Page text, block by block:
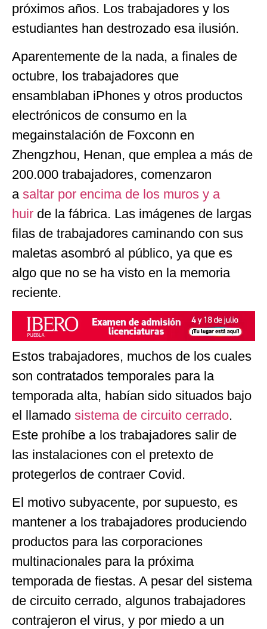
próximos años. Los trabajadores y los
estudiantes han destrozado esa ilusión.
Aparentemente de la nada, a finales de
octubre, los trabajadores que
ensamblaban iPhones y otros productos
electrónicos de consumo en la
megainstalación de Foxconn en
Zhengzhou, Henan, que emplea a más de
200.000 trabajadores, comenzaron
a saltar por encima de los muros y a
huir de la fábrica. Las imágenes de largas
filas de trabajadores caminando con sus
maletas asombró al público, ya que es
algo que no se ha visto en la memoria
reciente.
Estos trabajadores, muchos de los cuales
son contratados temporales para la
temporada alta, habían sido situados bajo
el llamado sistema de circuito cerrado.
Este prohíbe a los trabajadores salir de
las instalaciones con el pretexto de
protegerlos de contraer Covid.
El motivo subyacente, por supuesto, es
mantener a los trabajadores produciendo
productos para las corporaciones
multinacionales para la próxima
temporada de fiestas. A pesar del sistema
de circuito cerrado, algunos trabajadores
contrajeron el virus, y por miedo a un